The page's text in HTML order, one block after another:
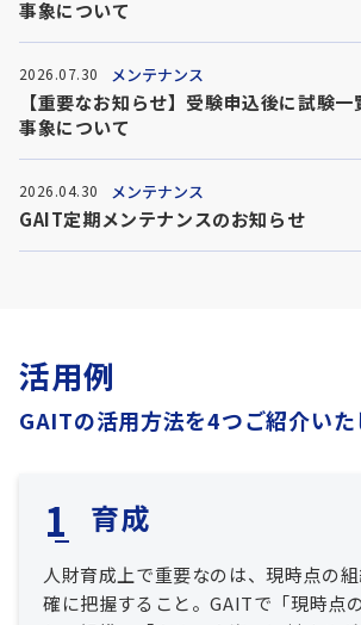
事象について
2026.07.30 メンテナンス
【重要なお知らせ】受験申込後に試験
事象について
2026.04.30 メンテナンス
GAIT定期メンテナンスのお知らせ
活用例
GAITの活用方法を4つご紹介いた
育成
人財育成上で重要なのは、現時点の
確に把握すること。GAITで「現時点